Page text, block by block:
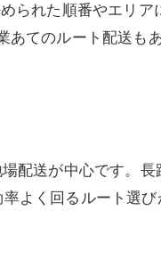
られた順番やエリア
てのルート配送も
配送が中心です。
よく回るルート選